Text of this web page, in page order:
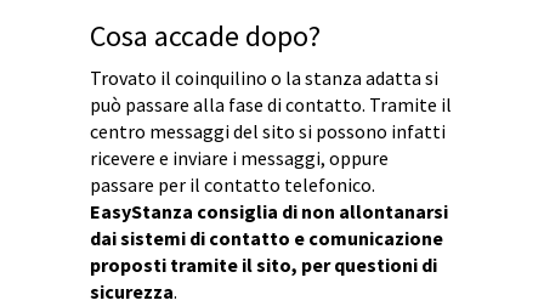
Cosa accade dopo?
Trovato il coinquilino o la stanza adatta si
può passare alla fase di contatto. Tramite il
centro messaggi del sito si possono infatti
ricevere e inviare i messaggi, oppure
passare per il contatto telefonico.
EasyStanza consiglia di non allontanarsi
dai sistemi di contatto e comunicazione
proposti tramite il sito, per questioni di
sicurezza.